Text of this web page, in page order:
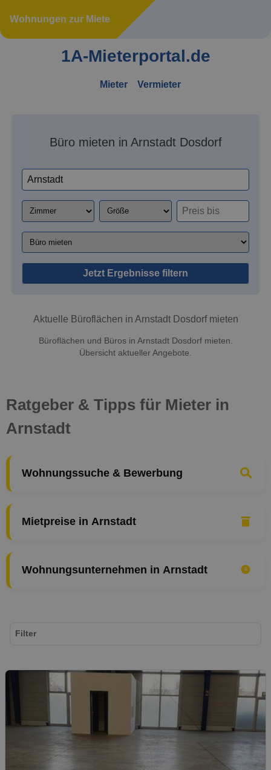
Wohnungen zur Miete
1A-Mieterportal.de
Mieter Vermieter
Büro mieten in Arnstadt Dosdorf
Jetzt Ergebnisse filtern
Aktuelle Büroflächen in Arnstadt Dosdorf mieten
Büroflächen und Büros in Arnstadt Dosdorf mieten.
Übersicht aktueller Angebote.
Ratgeber & Tipps für Mieter in
Arnstadt
Wohnungssuche & Bewerbung
Mietpreise in Arnstadt
Wohnungsunternehmen in Arnstadt
Filter